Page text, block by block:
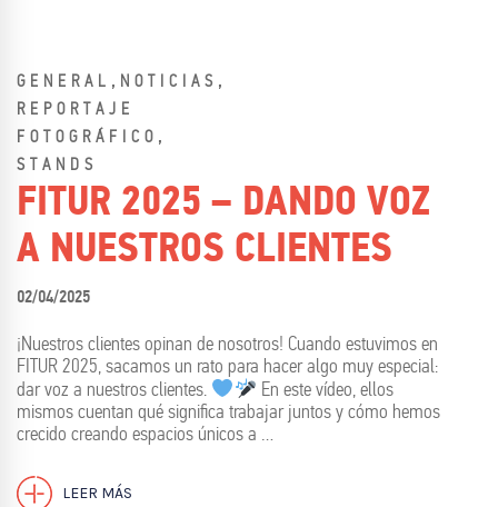
GENERAL , NOTICIAS ,
REPORTAJE
FOTOGRÁFICO ,
STANDS
FITUR 2025 – DANDO VOZ
A NUESTROS CLIENTES
02/04/2025
¡Nuestros clientes opinan de nosotros! Cuando estuvimos en
FITUR 2025, sacamos un rato para hacer algo muy especial:
dar voz a nuestros clientes.
En este vídeo, ellos
mismos cuentan qué significa trabajar juntos y cómo hemos
crecido creando espacios únicos a …
LEER MÁS